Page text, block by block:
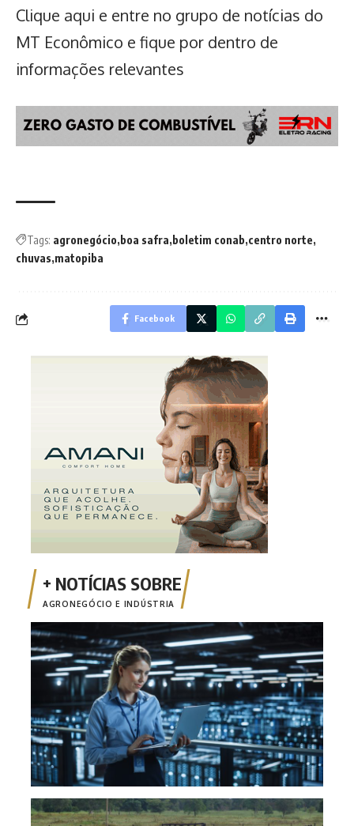
Clique aqui e entre no grupo de notícias do
MT Econômico e fique por dentro de
informações relevantes
Tags: agronegócio boa safra boletim conab centro norte
chuvas matopiba
Facebook
AGRONEGÓCIO E INDÚSTRIA